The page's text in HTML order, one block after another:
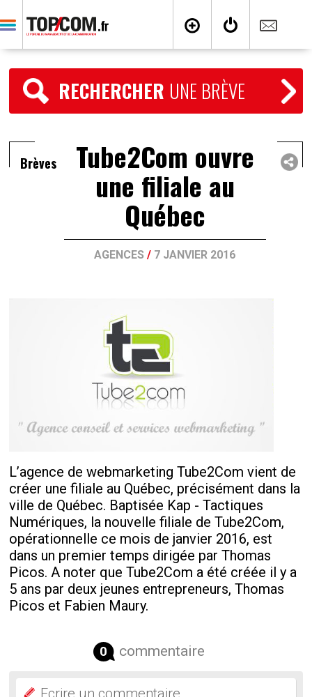
RECHERCHER UNE BRÈVE
Brèves Tube2Com ouvre
une filiale au
Québec
AGENCES / 7 JANVIER 2016
L’agence de webmarketing Tube2Com vient de
créer une filiale au Québec, précisément dans la
ville de Québec. Baptisée Kap - Tactiques
Numériques, la nouvelle filiale de Tube2Com,
opérationnelle ce mois de janvier 2016, est
dans un premier temps dirigée par Thomas
Picos. A noter que Tube2Com a été créée il y a
5 ans par deux jeunes entrepreneurs, Thomas
Picos et Fabien Maury.
0 commentaire
Ecrire un commentaire